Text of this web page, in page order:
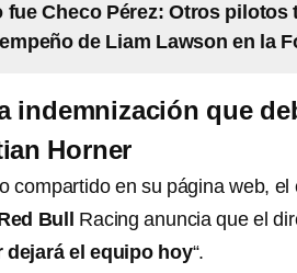
fue Checo Pérez: Otros pilotos
de Liam Lawson en la
indemnización que
Horner
compartido en su página web, el
Bull Racing anuncia que el
el equipo hoy“.